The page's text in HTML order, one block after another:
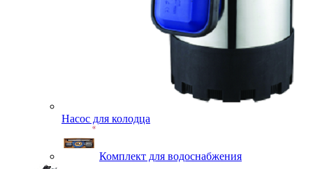
Насос для колодца
Комплект для водоснабжения